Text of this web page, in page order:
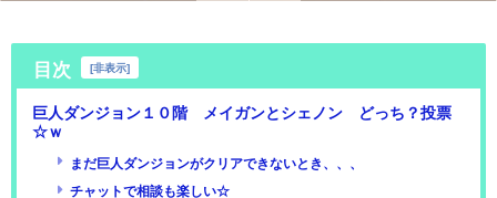
目次 [非表示]
巨人ダンジョン１０階 メイガンとシェノン どっち？投票
☆ｗ
まだ巨人ダンジョンがクリアできないとき、、、
チャットで相談も楽しい☆